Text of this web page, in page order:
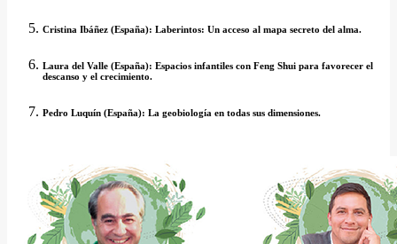
Cristina Ibáñez (España): Laberintos: Un acceso al mapa secreto del alma.
Laura del Valle (España): Espacios infantiles con Feng Shui para favorecer el
descanso y el crecimiento.
Pedro Luquín (España): La geobiología en todas sus dimensiones.